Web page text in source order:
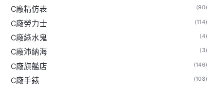
C廠精仿表 (90)
C廠勞力士 (114)
C廠綠水鬼 (4)
C廠沛納海 (3)
C廠旗艦店 (146)
C廠手錶 (108)